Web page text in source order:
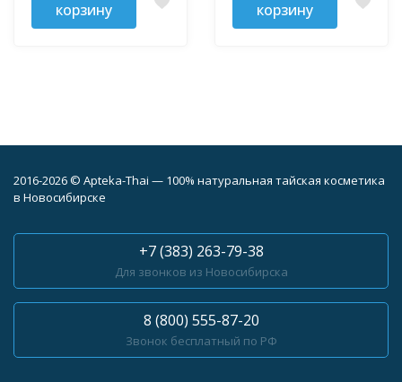
корзину
корзину
2016-2026 © Apteka-Thai — 100% натуральная тайская косметика
в Новосибирске
+7 (383) 263-79-38
Для звонков из Новосибирска
8 (800) 555-87-20
Звонок бесплатный по РФ